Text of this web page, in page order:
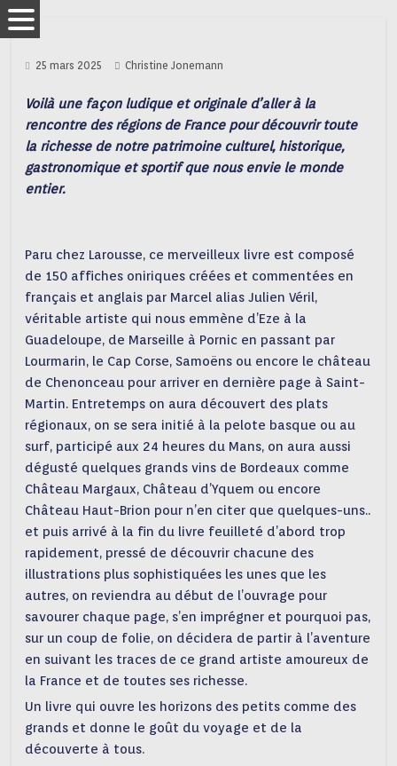
25 mars 2025 Christine Jonemann
Voilà une façon ludique et originale d’aller à la
rencontre des régions de France pour découvrir toute
la richesse de notre patrimoine culturel, historique,
gastronomique et sportif que nous envie le monde
entier.
Paru chez Larousse, ce merveilleux livre est composé
de 150 affiches oniriques créées et commentées en
français et anglais par Marcel alias Julien Véril,
véritable artiste qui nous emmène d’Eze à la
Guadeloupe, de Marseille à Pornic en passant par
Lourmarin, le Cap Corse, Samoëns ou encore le château
de Chenonceau pour arriver en dernière page à Saint-
Martin. Entretemps on aura découvert des plats
régionaux, on se sera initié à la pelote basque ou au
surf, participé aux 24 heures du Mans, on aura aussi
dégusté quelques grands vins de Bordeaux comme
Château Margaux, Château d’Yquem ou encore
Château Haut-Brion pour n’en citer que quelques-uns..
et puis arrivé à la fin du livre feuilleté d’abord trop
rapidement, pressé de découvrir chacune des
illustrations plus sophistiquées les unes que les
autres, on reviendra au début de l’ouvrage pour
savourer chaque page, s’en imprégner et pourquoi pas,
sur un coup de folie, on décidera de partir à l’aventure
en suivant les traces de ce grand artiste amoureux de
la France et de toutes ses richesse.
Un livre qui ouvre les horizons des petits comme des
grands et donne le goût du voyage et de la
découverte à tous.